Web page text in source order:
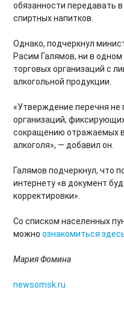
обязанности передавать
спиртных напитков.
Однако, подчеркнул
Расим Галямов, ни в одном
торговых организаций с
алкогольной продукции.
«Утверждение перечня
организаций,
сокращению отражаемых
алкоголя», — добавил он.
Галямов подчеркнул, что
интернету «в документ
корректировки».
Со списком населенных
можноознакомиться
Мария Фомина
newsomsk.ru